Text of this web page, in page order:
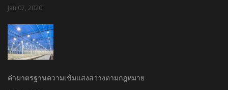
Jan 07, 2020
ค่ามาตรฐานความเข้มแสงสว่างตามกฎหมาย